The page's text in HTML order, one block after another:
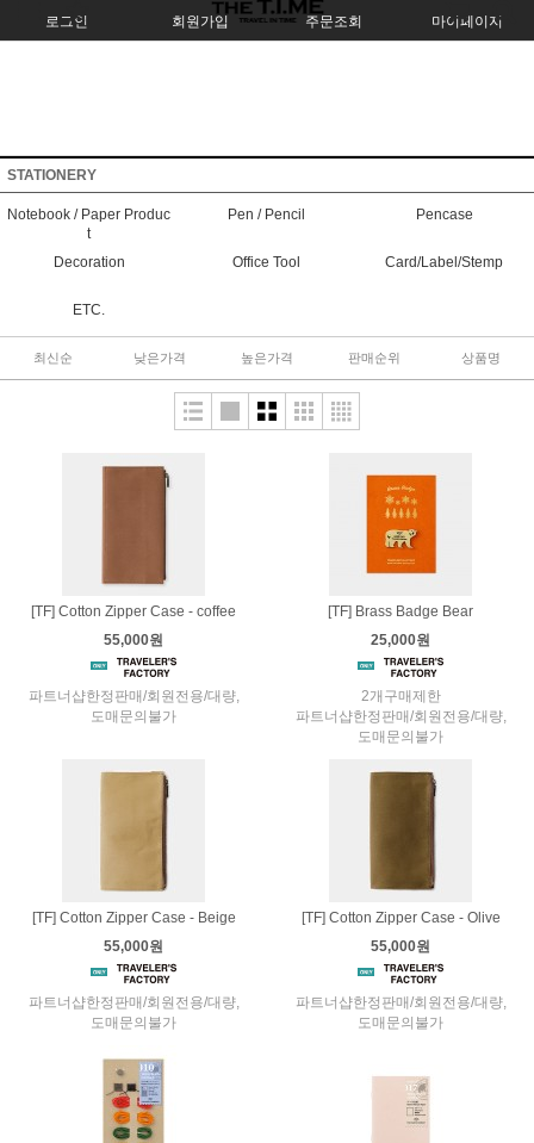
로그인 회원가입 주문조회 마이페이지
STATIONERY
Notebook / Paper Produc
t
Pen / Pencil Pencase
Decoration Office Tool Card/Label/Stemp
ETC.
최신순 낮은가격 높은가격 판매순위 상품명
[TF] Cotton Zipper Case - coffee
55,000원
파트너샵한정판매/회원전용/대량,
도매문의불가
[TF] Brass Badge Bear
25,000원
2개구매제한
파트너샵한정판매/회원전용/대량,
도매문의불가
[TF] Cotton Zipper Case - Beige
55,000원
파트너샵한정판매/회원전용/대량,
도매문의불가
[TF] Cotton Zipper Case - Olive
55,000원
파트너샵한정판매/회원전용/대량,
도매문의불가